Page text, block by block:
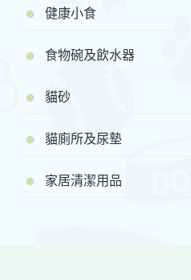
健康小食
食物碗及飲水器
貓砂
貓廁所及尿墊
家居清潔用品